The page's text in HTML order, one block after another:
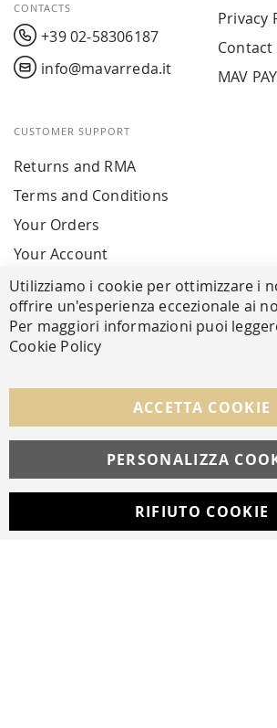
CONTACTS
+39 02-58306187
info@mavarreda.it
Privacy
Contact
MAV PAY
CUSTOMER SUPPORT
Returns and RMA
Terms and Conditions
Your Orders
Your Account
SECURE PAYMENTS
FOLLOW US ON SOCIAL
Utilizziamo i cookie per ottimizzare i
offrire un'esperienza eccezionale ai
Per maggiori informazioni puoi
Cookie Policy
ACCETTA COOKIE
PERSONALIZZA
RIFIUTO COOKIE